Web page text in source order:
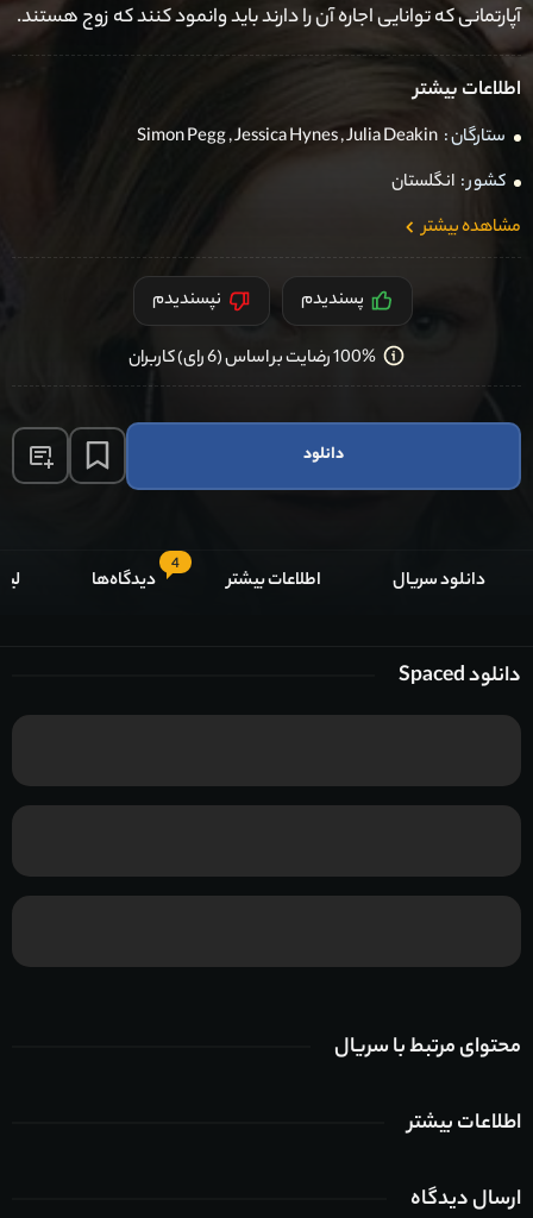
آپارتمانی که توانایی اجاره آن را دارند باید وانمود کنند که زوج هستند.
اطلاعات بیشتر
ستارگان : Simon Pegg,Jessica Hynes,Julia Deakin
کشور : انگلستان
مشاهده بیشتر
پسندیدم نپسندیدم
100% رضایت بر اساس (6 رای) کاربران
دانلود
دانلود سریال اطلاعات بیشتر
4
دیدگاه‌ها
دانلود Spaced
محتوای مرتبط با سریال
اطلاعات بیشتر
ارسال دیدگاه